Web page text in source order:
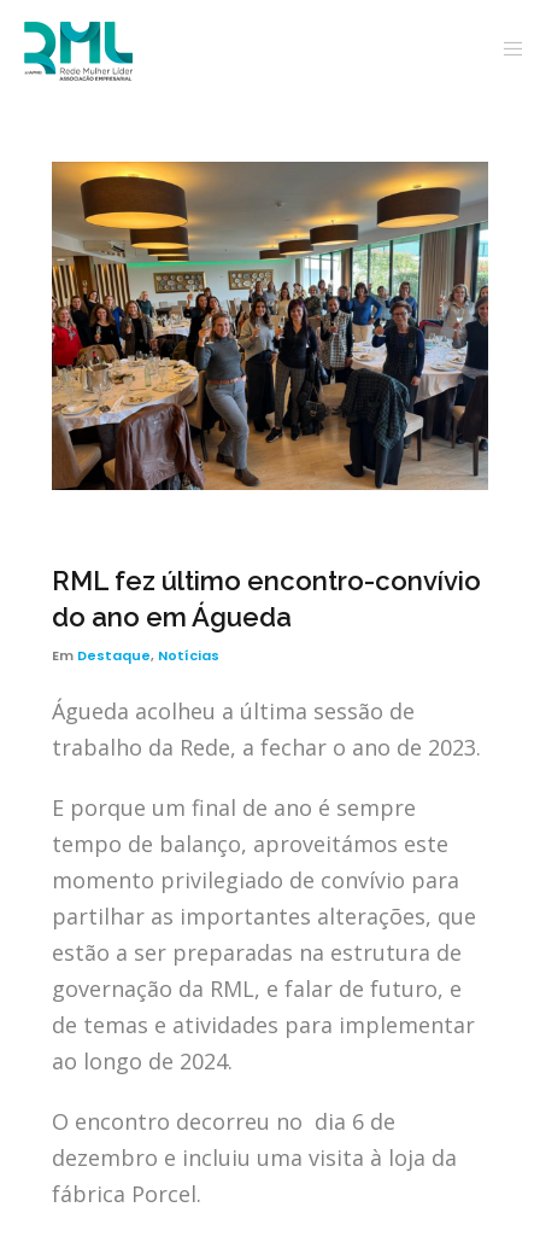
RML fez último encontro-convívio
do ano em Águeda
Em Destaque, Notícias
Águeda acolheu a última sessão de
trabalho da Rede, a fechar o ano de 2023.
E porque um final de ano é sempre
tempo de balanço, aproveitámos este
momento privilegiado de convívio para
partilhar as importantes alterações, que
estão a ser preparadas na estrutura de
governação da RML, e falar de futuro, e
de temas e atividades para implementar
ao longo de 2024.
O encontro decorreu no dia 6 de
dezembro e incluiu uma visita à loja da
fábrica Porcel.